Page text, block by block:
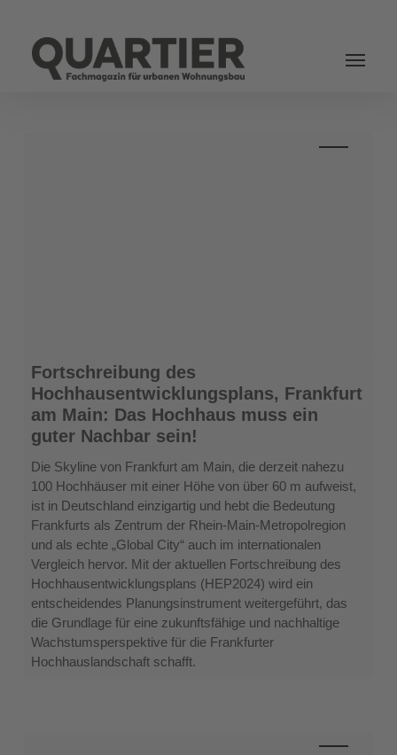
Fortschreibung
des
Hochhausentwicklungsplans,
Frankfurt
am
Das
Hochhaus
muss
ein
guter
Nachbar
sein!
Fortschreibung des
Hochhausentwicklungsplans, Frankfurt
am Main: Das Hochhaus muss ein
guter Nachbar sein!
Die Skyline von Frankfurt am Main, die derzeit nahezu
100 Hochhäuser mit einer Höhe von über 60 m aufweist,
ist in Deutschland einzigartig und hebt die Bedeutung
Frankfurts als Zentrum der Rhein-Main-Metropolregion
und als echte „Global City“ auch im internationalen
Vergleich hervor. Mit der aktuellen Fortschreibung des
Hochhausentwicklungsplans (HEP2024) wird ein
entscheidendes Planungsinstrument weitergeführt, das
die Grundlage für eine zukunftsfähige und nachhaltige
Wachstumsperspektive für die Frankfurter
Hochhauslandschaft schafft.